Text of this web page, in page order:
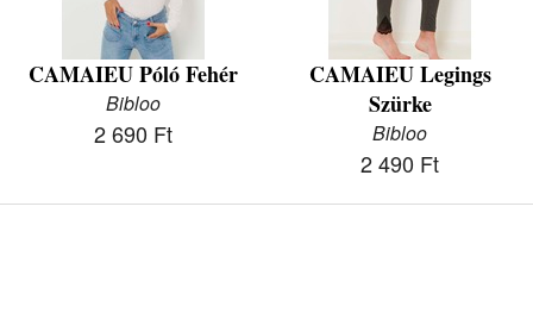
CAMAIEU Póló Fehér
Bibloo
2 690 Ft
CAMAIEU Legings
Szürke
Bibloo
2 490 Ft